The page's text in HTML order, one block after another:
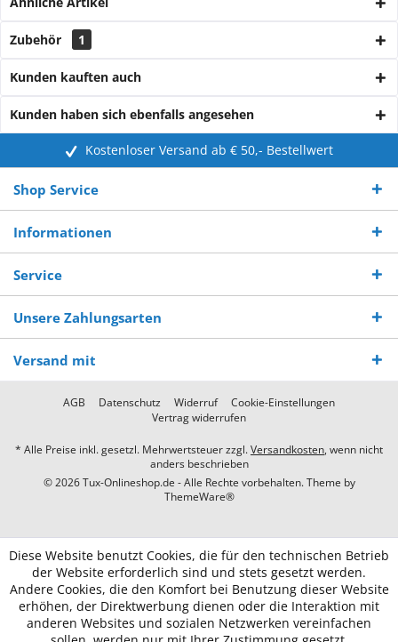
Zubehör 1
Kunden kauften auch
Kunden haben sich ebenfalls angesehen
Kostenloser Versand ab € 50,- Bestellwert
Shop Service
Informationen
Service
Unsere Zahlungsarten
Versand mit
AGB Datenschutz Widerruf
Cookie-Einstellungen
Vertrag widerrufen
* Alle Preise inkl. gesetzl. Mehrwertsteuer zzgl.Versandkosten, wenn nicht
anders beschrieben
© 2026 Tux-Onlineshop.de - Alle Rechte vorbehalten. Theme by
ThemeWare®
Diese Website benutzt Cookies, die für den technischen Betrieb
der Website erforderlich sind und stets gesetzt werden.
Andere Cookies, die den Komfort bei Benutzung dieser Website
erhöhen, der Direktwerbung dienen oder die Interaktion mit
anderen Websites und sozialen Netzwerken vereinfachen